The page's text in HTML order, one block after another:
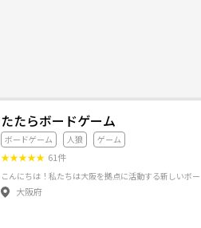
たたらボードゲーム
ボードゲーム 人狼 ゲーム
★★★★★ 61件
大阪府